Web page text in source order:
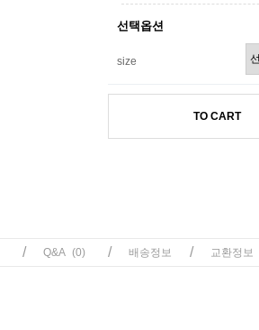
선택옵션
size
TO CART
/ Q&A (0) / 배송정보 / 교환정보